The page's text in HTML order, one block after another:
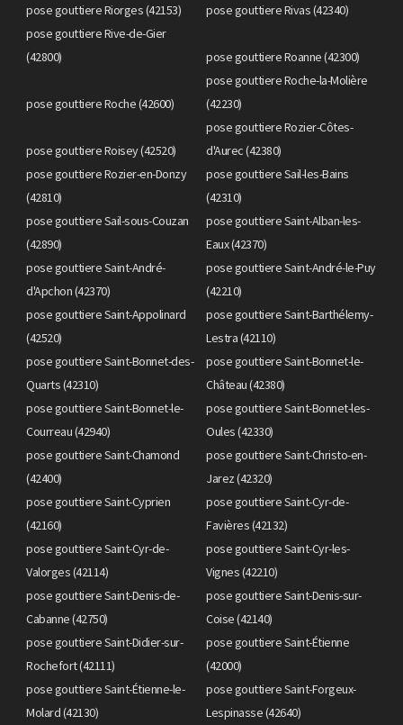
pose gouttiere Riorges (42153)
pose gouttiere Rivas (42340)
pose gouttiere Rive-de-Gier
(42800)
pose gouttiere Roanne (42300)
pose gouttiere Roche (42600)
pose gouttiere Roche-la-Molière
(42230)
pose gouttiere Roisey (42520)
pose gouttiere Rozier-Côtes-
d'Aurec (42380)
pose gouttiere Rozier-en-Donzy
(42810)
pose gouttiere Sail-les-Bains
(42310)
pose gouttiere Sail-sous-Couzan
(42890)
pose gouttiere Saint-Alban-les-
Eaux (42370)
pose gouttiere Saint-André-
d'Apchon (42370)
pose gouttiere Saint-André-le-Puy
(42210)
pose gouttiere Saint-Appolinard
(42520)
pose gouttiere Saint-Barthélemy-
Lestra (42110)
pose gouttiere Saint-Bonnet-des-
Quarts (42310)
pose gouttiere Saint-Bonnet-le-
Château (42380)
pose gouttiere Saint-Bonnet-le-
Courreau (42940)
pose gouttiere Saint-Bonnet-les-
Oules (42330)
pose gouttiere Saint-Chamond
(42400)
pose gouttiere Saint-Christo-en-
Jarez (42320)
pose gouttiere Saint-Cyprien
(42160)
pose gouttiere Saint-Cyr-de-
Favières (42132)
pose gouttiere Saint-Cyr-de-
Valorges (42114)
pose gouttiere Saint-Cyr-les-
Vignes (42210)
pose gouttiere Saint-Denis-de-
Cabanne (42750)
pose gouttiere Saint-Denis-sur-
Coise (42140)
pose gouttiere Saint-Didier-sur-
Rochefort (42111)
pose gouttiere Saint-Étienne
(42000)
pose gouttiere Saint-Étienne-le-
Molard (42130)
pose gouttiere Saint-Forgeux-
Lespinasse (42640)